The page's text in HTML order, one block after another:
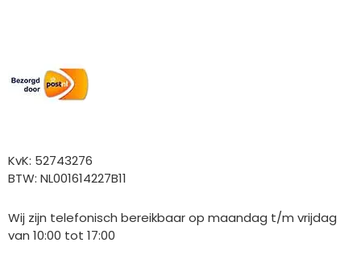
KvK: 52743276
BTW: NL001614227B11
Wij zijn telefonisch bereikbaar op maandag t/m vrijdag
van 10:00 tot 17:00